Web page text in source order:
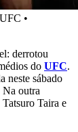
•
derrotou
do UFC.
neste sábado
outra
Taira e